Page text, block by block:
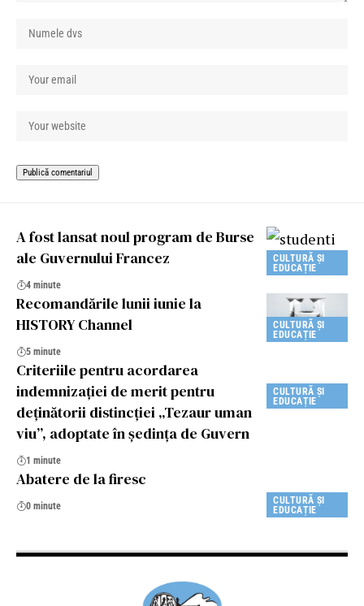
CULTURĂ ȘI
EDUCAȚIE
A fost lansat noul program de Burse
ale Guvernului Francez
4 minute
CULTURĂ ȘI
EDUCAȚIE
Recomandările lunii iunie la
HISTORY Channel
5 minute
CULTURĂ ȘI
EDUCAȚIE
Criteriile pentru acordarea
indemnizației de merit pentru
deținătorii distincției „Tezaur uman
viu”, adoptate în ședința de Guvern
1 minute
CULTURĂ ȘI
EDUCAȚIE
Abatere de la firesc
0 minute